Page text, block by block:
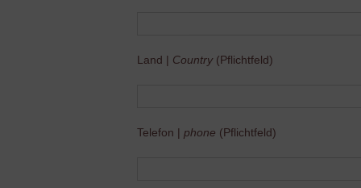
Land | Country(Pflichtfeld)
Telefon | phone (Pflichtfeld)